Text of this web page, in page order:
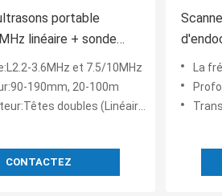
portable
linéaire + sonde
10 MHz
3.6MHz et 7.5/10MHz
190mm, 20-100m
doubles (Linéaire + Cardiaque)
CONTACTEZ
La